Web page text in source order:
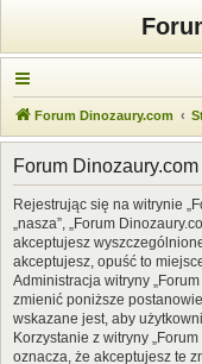
Forum Dinozaury.com
Forum
Rejestrując się na witrynie
„nasza”, „Forum
akceptujesz
akceptujesz, opuść to
Administracja witryny
zmienić poniższe
wskazane jest, aby
Korzystanie z witryny
oznacza, że akceptujesz te